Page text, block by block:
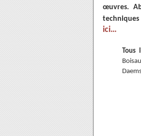
œuvres.
ici…
Tous